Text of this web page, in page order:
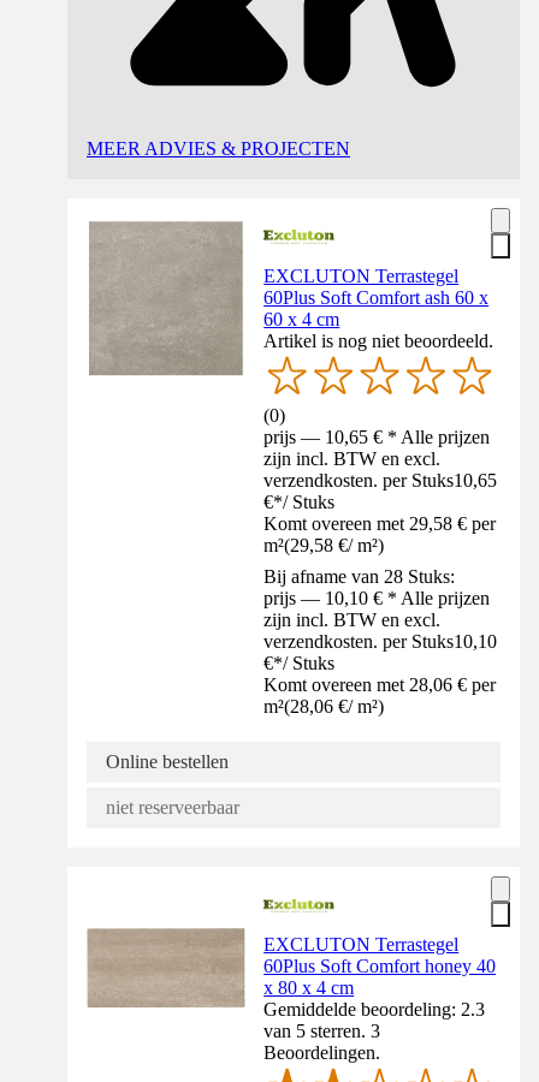
MEER ADVIES & PROJECTEN
EXCLUTON Terrastegel
60Plus Soft Comfort ash 60 x
60 x 4 cm
Artikel is nog niet beoordeeld.
(0)
prijs — 10,65 € * Alle prijzen
zijn incl. BTW en excl.
verzendkosten. per Stuks10,65
€*/ Stuks
Komt overeen met 29,58 € per
m²(29,58 €/ m²)
Bij afname van 28 Stuks:
prijs — 10,10 € * Alle prijzen
zijn incl. BTW en excl.
verzendkosten. per Stuks10,10
€*/ Stuks
Komt overeen met 28,06 € per
m²(28,06 €/ m²)
Online bestellen
niet reserveerbaar
EXCLUTON Terrastegel
60Plus Soft Comfort honey 40
x 80 x 4 cm
Gemiddelde beoordeling: 2.3
van 5 sterren. 3
Beoordelingen.